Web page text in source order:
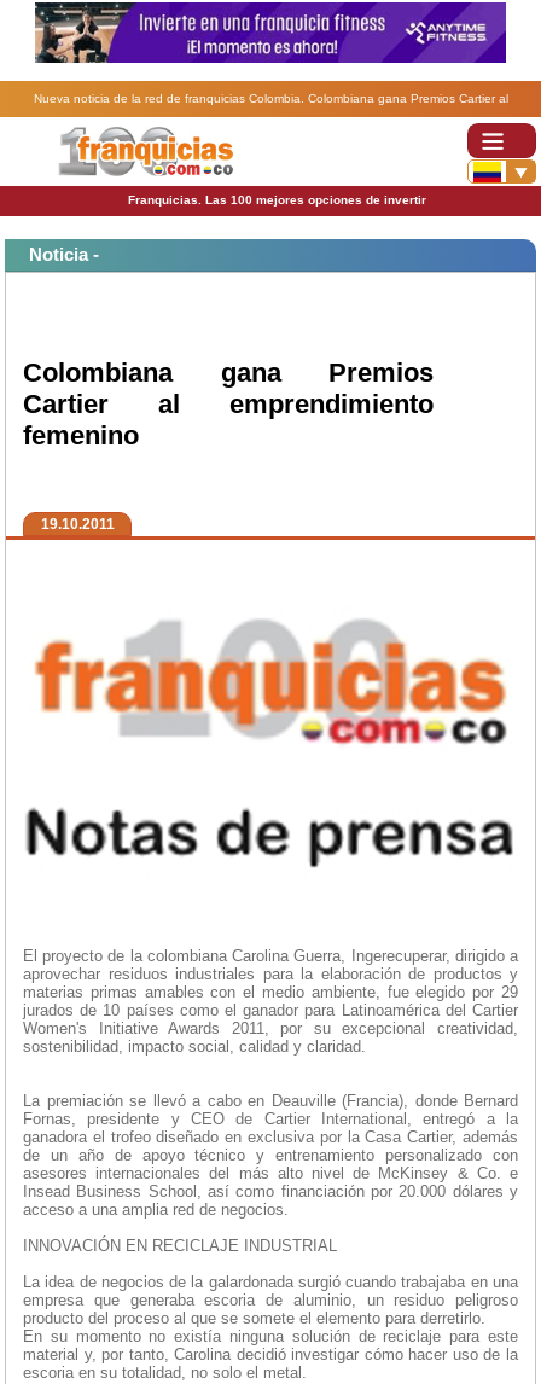
Nueva noticia de la red de franquicias Colombia. Colombiana gana Premios Cartier al
emprendimiento femenino.
Franquicias. Las 100 mejores opciones de invertir
Noticia -
Colombiana gana Premios
Cartier al emprendimiento
femenino
19.10.2011
El proyecto de la colombiana Carolina Guerra, Ingerecuperar, dirigido a
aprovechar residuos industriales para la elaboración de productos y
materias primas amables con el medio ambiente, fue elegido por 29
jurados de 10 países como el ganador para Latinoamérica del Cartier
Women's Initiative Awards 2011, por su excepcional creatividad,
sostenibilidad, impacto social, calidad y claridad.
La premiación se llevó a cabo en Deauville (Francia), donde Bernard
Fornas, presidente y CEO de Cartier International, entregó a la
ganadora el trofeo diseñado en exclusiva por la Casa Cartier, además
de un año de apoyo técnico y entrenamiento personalizado con
asesores internacionales del más alto nivel de McKinsey & Co. e
Insead Business School, así como financiación por 20.000 dólares y
acceso a una amplia red de negocios.
INNOVACIÓN EN RECICLAJE INDUSTRIAL
La idea de negocios de la galardonada surgió cuando trabajaba en una
empresa que generaba escoria de aluminio, un residuo peligroso
producto del proceso al que se somete el elemento para derretirlo.
En su momento no existía ninguna solución de reciclaje para este
material y, por tanto, Carolina decidió investigar cómo hacer uso de la
escoria en su totalidad, no solo el metal.